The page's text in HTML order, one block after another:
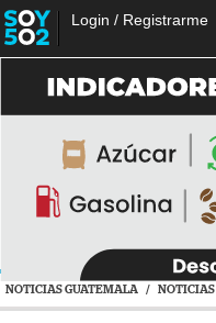
Login / Registrarme
NOTICIAS GUATEMALA / NOTICIAS